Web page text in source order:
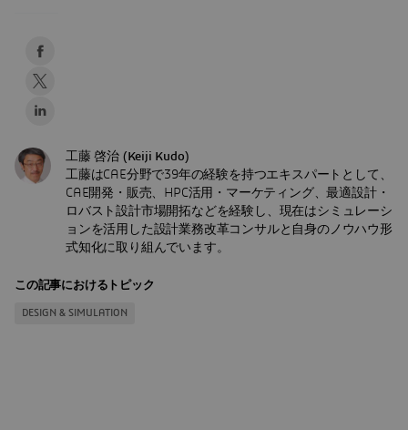
工藤 啓治 (Keiji Kudo)
工藤はCAE分野で39年の経験を持つエキスパートとして、
CAE開発・販売、HPC活用・マーケティング、最適設計・
ロバスト設計市場開拓などを経験し、現在はシミュレーシ
ョンを活用した設計業務改革コンサルと自身のノウハウ形
式知化に取り組んでいます。
この記事におけるトピック
DESIGN & SIMULATION